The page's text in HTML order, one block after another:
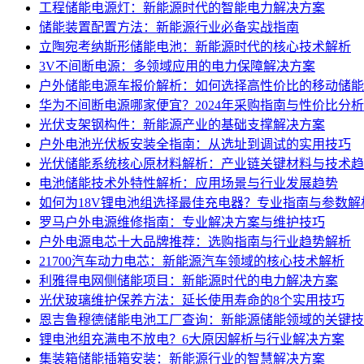
工程储能电源灯：新能源时代的智能电力解决方案
储能装置配置方法：新能源行业必备实战指南
立陶宛考纳斯形储能电池：新能源时代的核心技术解析
3V不间断电源：多领域应用的电力保障解决方案
户外储能电源车报价解析：如何选择高性价比的移动储能
华为不间断电源哪家便宜？2024年采购指南与性价比分析
光伏支架钢构件：新能源产业的基础支撑解决方案
户外电池光伏板安装全指南：从选址到调试的实用技巧
光伏储能系统核心原材料解析：产业链关键材料与技术
电池储能技术外特性解析：应用场景与行业发展趋势
如何为18V锂电池组选择最佳充电器？专业指南与参数解
罗马户外电源维修指南：专业解决方案与维护技巧
户外电源电芯十大品牌推荐：选购指南与行业趋势解析
21700汽车动力电芯：新能源汽车领域的核心技术解析
利雅得电网侧储能项目：新能源时代的电力解决方案
光伏玻璃维护保养方法：延长使用寿命的8个实用技巧
恩吉鲁穆德储能电池工厂查询：新能源储能领域的关键
锂电池组充满电不放电？6大原因解析与行业解决方案
集装箱储能插箱安装：新能源行业的智慧解决方案